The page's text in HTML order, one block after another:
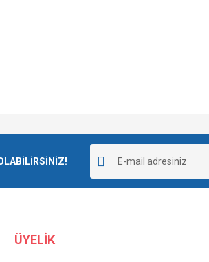
ÜYELİK